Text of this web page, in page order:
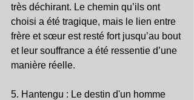
très déchirant. Le chemin qu’ils ont
choisi a été tragique, mais le lien entre
frère et sœur est resté fort jusqu’au bout
et leur souffrance a été ressentie d’une
manière réelle.
5. Hantengu : Le destin d'un homme